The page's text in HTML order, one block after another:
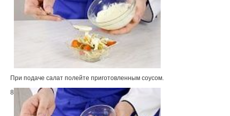
При подаче салат полейте приготовленным соусом.
8